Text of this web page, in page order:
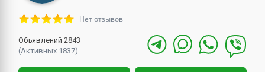
Нет отзывов
Объявлений 2843
(Активных 1837)